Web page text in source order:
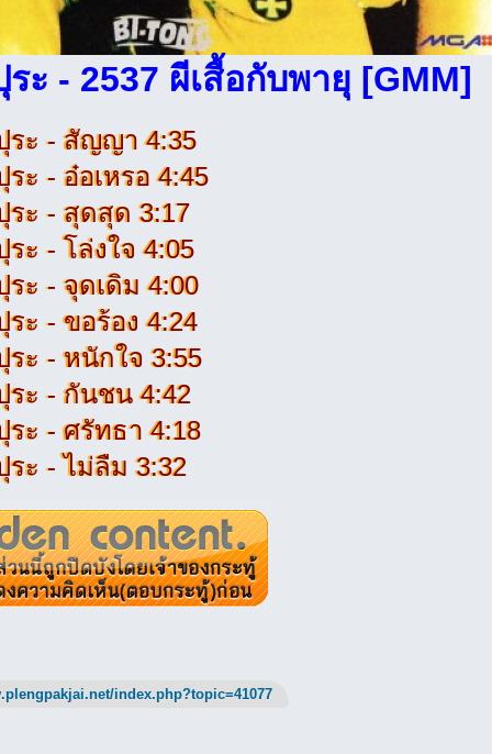
ะ - 2537 ผีเสื้อกับพายุ [GMM]
ระ - สัญญา 4:35
ะ - อ๋อเหรอ 4:45
ระ - สุดสุด 3:17
ะ - โล่งใจ 4:05
ะ - จุดเดิม 4:00
ะ - ขอร้อง 4:24
ระ - หนักใจ 3:55
ระ - กันชน 4:42
ระ - ศรัทธา 4:18
ระ - ไม่ลืม 3:32
index.php?topic=41077